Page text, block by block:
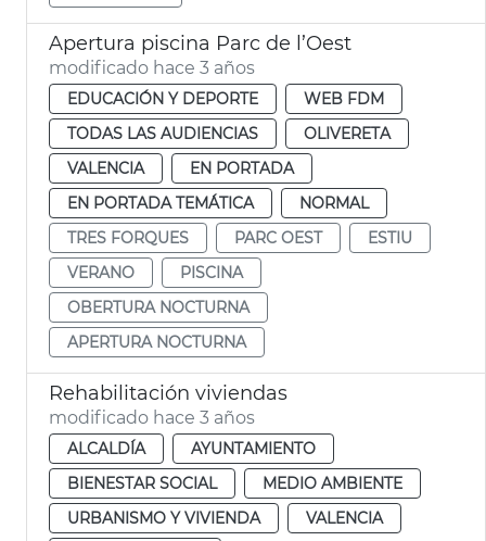
Apertura piscina Parc de l’Oest
modificado hace 3 años
EDUCACIÓN Y DEPORTE
WEB FDM
TODAS LAS AUDIENCIAS
OLIVERETA
VALENCIA
EN PORTADA
EN PORTADA TEMÁTICA
NORMAL
TRES FORQUES
PARC OEST
ESTIU
VERANO
PISCINA
OBERTURA NOCTURNA
APERTURA NOCTURNA
Rehabilitación viviendas
modificado hace 3 años
ALCALDÍA
AYUNTAMIENTO
BIENESTAR SOCIAL
MEDIO AMBIENTE
URBANISMO Y VIVIENDA
VALENCIA